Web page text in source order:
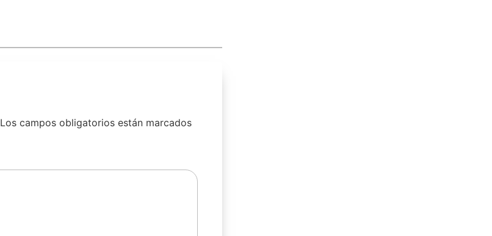
Los campos obligatorios están marcados